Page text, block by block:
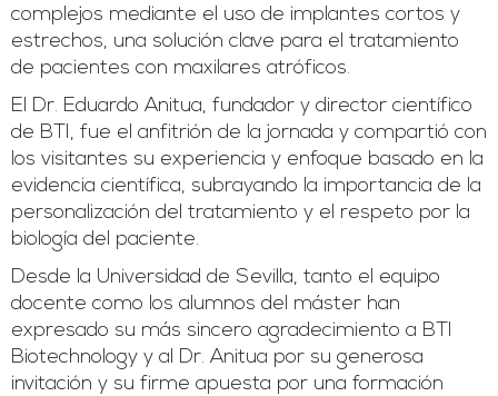
complejos mediante el uso de implantes cortos y
estrechos, una solución clave para el tratamiento
de pacientes con maxilares atróficos.
El Dr. Eduardo Anitua, fundador y director científico
de BTI, fue el anfitrión de la jornada y compartió con
los visitantes su experiencia y enfoque basado en la
evidencia científica, subrayando la importancia de la
personalización del tratamiento y el respeto por la
biología del paciente.
Desde la Universidad de Sevilla, tanto el equipo
docente como los alumnos del máster han
expresado su más sincero agradecimiento a BTI
Biotechnology y al Dr. Anitua por su generosa
invitación y su firme apuesta por una formación